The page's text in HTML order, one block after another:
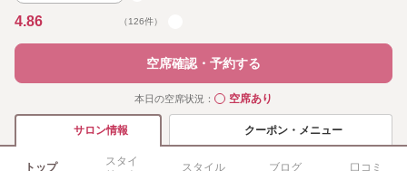
4.86 （126件）
空席確認・予約する
本日の空席状況： ◯空席あり
サロン情報 クーポン・メニュー
トップ
スタイ
スタイル ブログ 口コミ